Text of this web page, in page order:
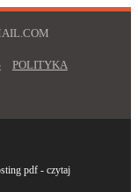
POLITYKA
pdf - czytaj